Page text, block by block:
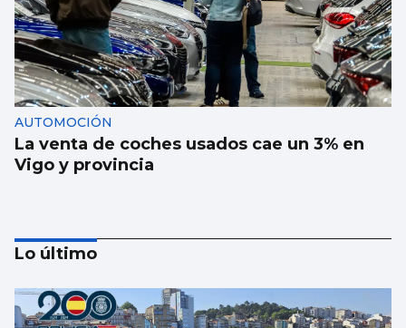
AUTOMOCIÓN
La venta de coches usados cae un 3% en
Vigo y provincia
Lo último